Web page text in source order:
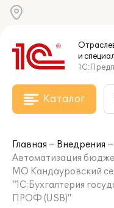
и
Каталог
Главная
Внедрения
Автоматизация
МО Кандауровский
"1С:Бухгалтерия
ПРОФ (USB)"